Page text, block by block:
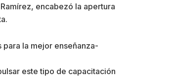
encabezó la apertura
la mejor enseñanza-
este tipo de capacitación